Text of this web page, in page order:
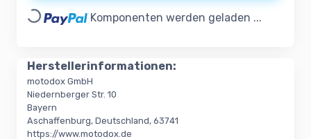
Loading... Komponenten werden geladen ...
Herstellerinformationen:
motodox GmbH
Niedernberger Str. 10
Bayern
Aschaffenburg, Deutschland, 63741
https://www.motodox.de